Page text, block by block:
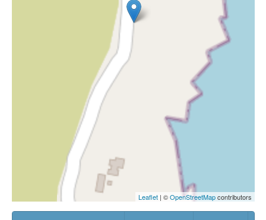
Leaflet| ©OpenStreetMapcontributors